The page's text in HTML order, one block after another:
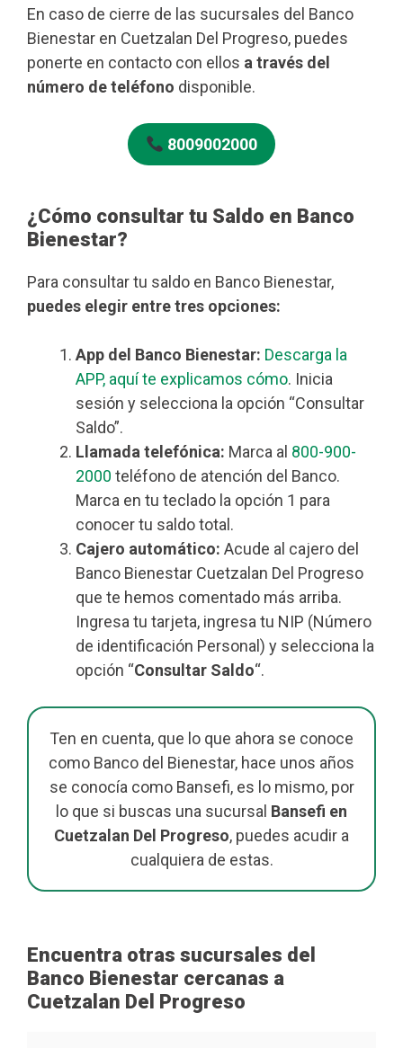
En caso de cierre de las sucursales del Banco
Bienestar en Cuetzalan Del Progreso, puedes
ponerte en contacto con ellos a través del
número de teléfono disponible.
8009002000
¿Cómo consultar tu Saldo en Banco
Bienestar?
Para consultar tu saldo en Banco Bienestar,
puedes elegir entre tres opciones:
App del Banco Bienestar: Descarga la
APP, aquí te explicamos cómo. Inicia
sesión y selecciona la opción “Consultar
Saldo”.
Llamada telefónica: Marca al 800-900-
2000 teléfono de atención del Banco.
Marca en tu teclado la opción 1 para
conocer tu saldo total.
Cajero automático: Acude al cajero del
Banco Bienestar Cuetzalan Del Progreso
que te hemos comentado más arriba.
Ingresa tu tarjeta, ingresa tu NIP (Número
de identificación Personal) y selecciona la
opción “Consultar Saldo“.
Ten en cuenta, que lo que ahora se conoce
como Banco del Bienestar, hace unos años
se conocía como Bansefi, es lo mismo, por
lo que si buscas una sucursal Bansefi en
Cuetzalan Del Progreso, puedes acudir a
cualquiera de estas.
Encuentra otras sucursales del
Banco Bienestar cercanas a
Cuetzalan Del Progreso